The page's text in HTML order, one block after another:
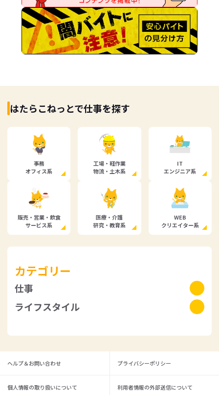
はたらこねっとで仕事を探す
事務
オフィス系
工場・軽作業
物流・土木系
IT
エンジニア系
販売・営業・飲食
サービス系
医療・介護
研究・教育系
WEB
クリエイター系
カテゴリー
仕事
就職・転職関連
看護職の転職
ライフスタイル
ライフ
ヘルプ＆お問い合わせ プライバシーポリシー
個人情報の取り扱いについて 利用者情報の外部送信について